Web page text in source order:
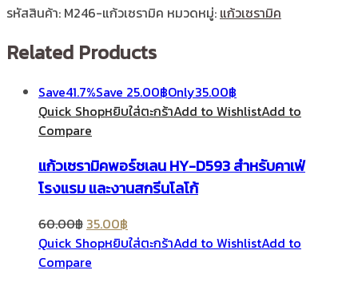
รหัสสินค้า: M246-แก้วเซรามิค หมวดหมู่: แก้วเซรามิค
Related Products
Save41.7%Save 25.00฿Only35.00฿
Quick Shopหยิบใส่ตะกร้าAdd to WishlistAdd to
Compare
แก้วเซรามิคพอร์ชเลน HY-D593 สำหรับคาเฟ่
โรงแรม และงานสกรีนโลโก้
60.00฿ 35.00฿
Quick Shopหยิบใส่ตะกร้าAdd to WishlistAdd to
Compare